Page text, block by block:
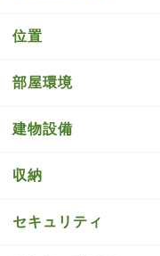
位置
部屋環境
建物設備
収納
セキュリティ